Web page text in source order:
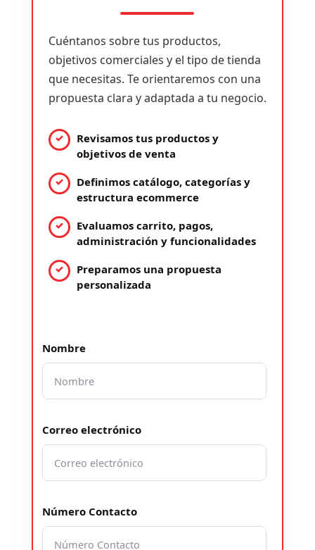
Cuéntanos sobre tus productos,
objetivos comerciales y el tipo de tienda
que necesitas. Te orientaremos con una
propuesta clara y adaptada a tu negocio.
Revisamos tus productos y
objetivos de venta
Definimos catálogo, categorías y
estructura ecommerce
Evaluamos carrito, pagos,
administración y funcionalidades
Preparamos una propuesta
personalizada
Nombre
Correo electrónico
Número Contacto